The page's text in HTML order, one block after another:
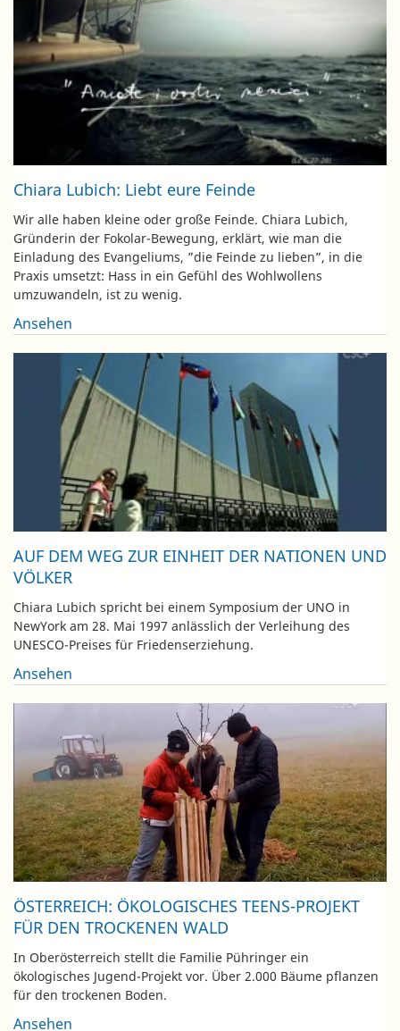
Chiara Lubich: Liebt eure Feinde
Wir alle haben kleine oder große Feinde. Chiara Lubich,
Gründerin der Fokolar-Bewegung, erklärt, wie man die
Einladung des Evangeliums, ”die Feinde zu lieben”, in die
Praxis umsetzt: Hass in ein Gefühl des Wohlwollens
umzuwandeln, ist zu wenig.
Ansehen
AUF DEM WEG ZUR EINHEIT DER NATIONEN UND
VÖLKER
Chiara Lubich spricht bei einem Symposium der UNO in
NewYork am 28. Mai 1997 anlässlich der Verleihung des
UNESCO-Preises für Friedenserziehung.
Ansehen
ÖSTERREICH: ÖKOLOGISCHES TEENS-PROJEKT
FÜR DEN TROCKENEN WALD
In Oberösterreich stellt die Familie Pühringer ein
ökologisches Jugend-Projekt vor. Über 2.000 Bäume pflanzen
für den trockenen Boden.
Ansehen